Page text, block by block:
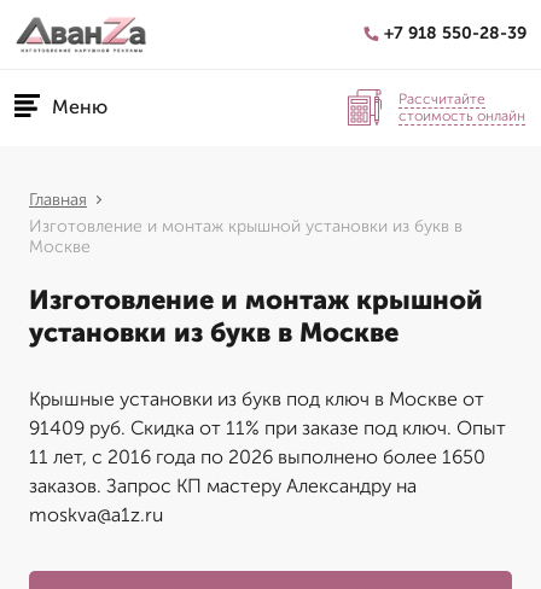
+7 918 550-28-39
Меню
Рассчитайте
стоимость онлайн
Главная
Изготовление и монтаж крышной установки из букв в
Москве
Изготовление и монтаж крышной
установки из букв в Москве
Крышные установки из букв под ключ в Москве от
91409 руб. Скидка от 11% при заказе под ключ. Опыт
11 лет, с 2016 года по 2026 выполнено более 1650
заказов. Запрос КП мастеру Александру на
moskva@a1z.ru